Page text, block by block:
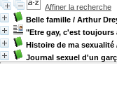
Affiner la recherche
Belle famille / Arthur
"Etre gay, c'est toujours
Histoire de ma sexualité
Journal sexuel d'un